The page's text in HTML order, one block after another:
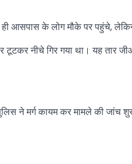
आसपास के लोग मौके पर पहुंचे,
नीचे गिर गया था। यह तार
ने मर्ग कायम कर मामले की जांच